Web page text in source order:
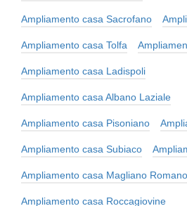
Ampliamento casa Sacrofano
Ampliamento casa Tolfa
Ampliamento casa Ladispoli
Ampliamento casa Albano Laziale
Ampliamento casa Pisoniano
Ampliamento casa Subiaco
Ampliamento casa Magliano Romano
Ampliamento casa Roccagiovine